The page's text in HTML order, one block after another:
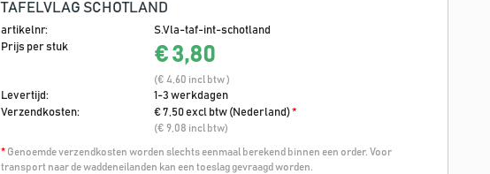
TAFELVLAG SCHOTLAND
artikelnr:
S.Vla-taf-int-schotland
Prijs per stuk
€ 3,80
(€ 4,60 incl btw )
Levertijd:
1-3 werkdagen
Verzendkosten:
€ 7,50 excl btw (Nederland)*
(€ 9,08 incl btw)
* Genoemde verzendkosten worden slechts eenmaal berekend binnen een order. Voor
transport naar de waddeneilanden kan een toeslag gevraagd worden.